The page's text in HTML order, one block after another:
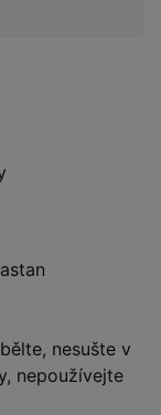
nesušte v
nepoužívejte